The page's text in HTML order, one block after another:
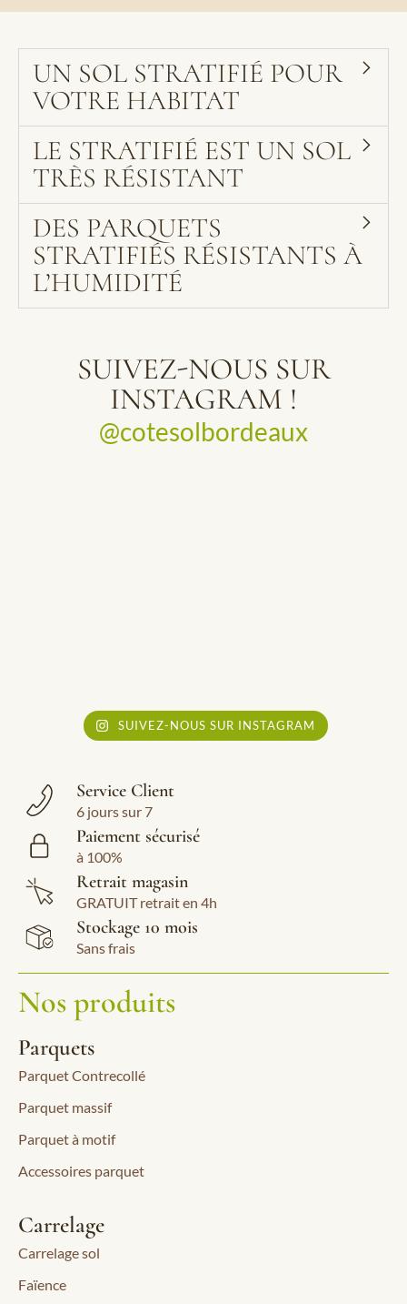
UN SOL STRATIFIÉ POUR
VOTRE HABITAT
LE STRATIFIÉ EST UN SOL
TRÈS RÉSISTANT
DES PARQUETS
STRATIFIÉS RÉSISTANTS À
L’HUMIDITÉ
SUIVEZ-NOUS SUR
INSTAGRAM !
@cotesolbordeaux
SUIVEZ-NOUS SUR INSTAGRAM
Service Client
6 jours sur 7
Paiement sécurisé
à 100%
Retrait magasin
GRATUIT retrait en 4h
Stockage 10 mois
Sans frais
Nos produits
Parquets
Parquet Contrecollé
Parquet massif
Parquet à motif
Accessoires parquet
Carrelage
Carrelage sol
Faïence